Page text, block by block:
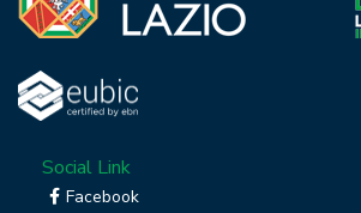
Social Link
Facebook